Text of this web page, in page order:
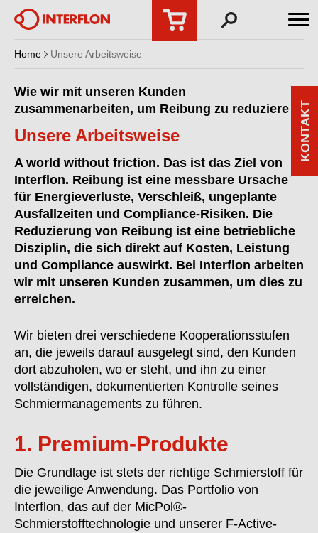
Home Unsere Arbeitsweise
Wie wir mit unseren Kunden
zusammenarbeiten, um Reibung zu reduzieren
Unsere Arbeitsweise
A world without friction. Das ist das Ziel von
Interflon. Reibung ist eine messbare Ursache
für Energieverluste, Verschleiß, ungeplante
Ausfallzeiten und Compliance-Risiken. Die
Reduzierung von Reibung ist eine betriebliche
Disziplin, die sich direkt auf Kosten, Leistung
und Compliance auswirkt. Bei Interflon arbeiten
wir mit unseren Kunden zusammen, um dies zu
erreichen.
Wir bieten drei verschiedene Kooperationsstufen
an, die jeweils darauf ausgelegt sind, den Kunden
dort abzuholen, wo er steht, und ihn zu einer
vollständigen, dokumentierten Kontrolle seines
Schmiermanagements zu führen.
1. Premium-Produkte
Die Grundlage ist stets der richtige Schmierstoff für
die jeweilige Anwendung. Das Portfolio von
Interflon, das auf der MicPol®-
Schmierstofftechnologie und unserer F-Active-
KONTAKT